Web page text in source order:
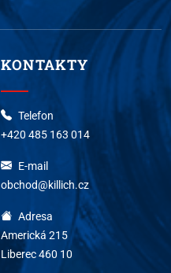
KONTAKTY
Telefon
+420 485 163 014
E-mail
obchod@killich.cz
Adresa
Americká 215
Liberec 460 10